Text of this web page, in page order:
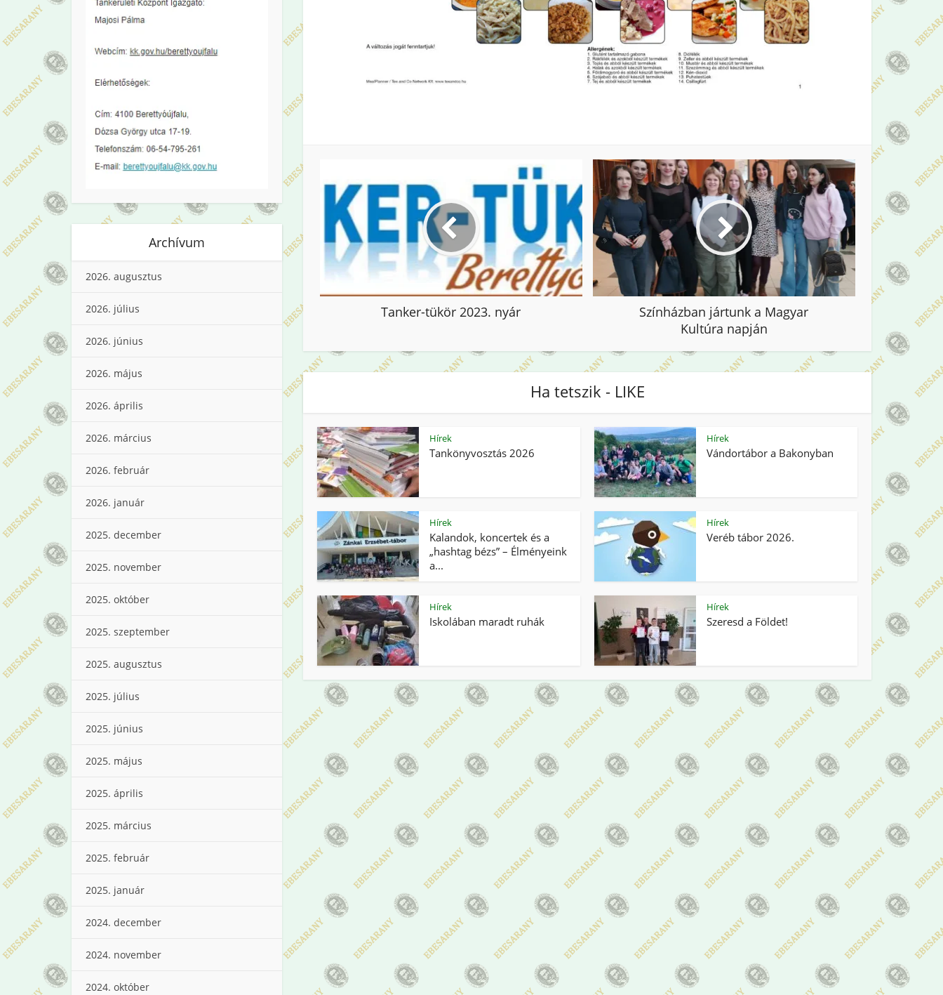
Archívum
2026. augusztus
2026. július
2026. június
2026. május
2026. április
2026. március
2026. február
2026. január
2025. december
2025. november
2025. október
2025. szeptember
2025. augusztus
2025. július
2025. június
2025. május
2025. április
2025. március
2025. február
2025. január
2024. december
2024. november
2024. október
Tanker-tükör 2023. nyár
Színházban jártunk a Magyar
Kultúra napján
Ha tetszik - LIKE
Hírek
Tankönyvosztás 2026
Hírek
Vándortábor a Bakonyban
Hírek
Kalandok, koncertek és a
„hashtag bézs” – Élményeink
a...
Hírek
Veréb tábor 2026.
Hírek
Iskolában maradt ruhák
Hírek
Szeresd a Földet!